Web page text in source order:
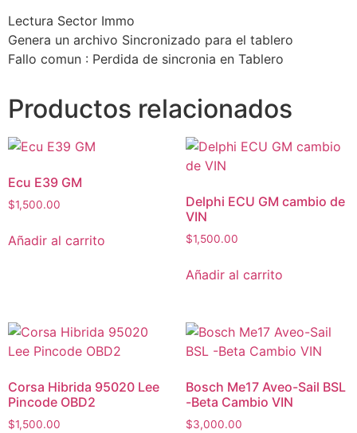
Lectura Sector Immo
Genera un archivo Sincronizado para el tablero
Fallo comun : Perdida de sincronia en Tablero
Productos relacionados
Ecu E39 GM
$1,500.00
Añadir al carrito
Delphi ECU GM cambio de
VIN
$1,500.00
Añadir al carrito
Corsa Hibrida 95020 Lee
Pincode OBD2
$1,500.00
Bosch Me17 Aveo-Sail BSL
-Beta Cambio VIN
$3,000.00